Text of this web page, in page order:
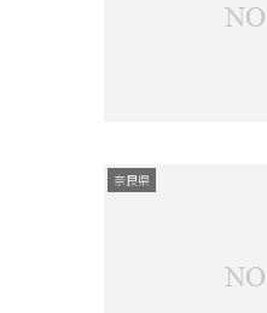
奈良県